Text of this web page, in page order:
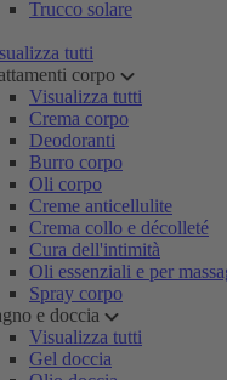
Trucco solare
tutti
corpo
Visualizza tutti
Crema corpo
Deodoranti
Burro corpo
Oli corpo
Creme anticellulite
Crema collo e décolleté
Cura dell'intimità
Oli essenziali e per
Spray corpo
e doccia
Visualizza tutti
Gel doccia